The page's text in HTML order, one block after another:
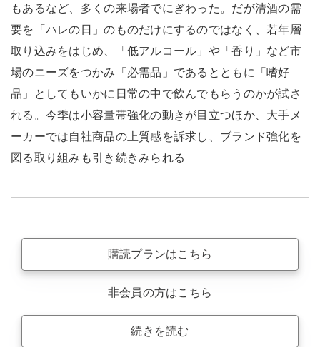
もあるなど、多くの来場者でにぎわった。だが清酒の需
要を「ハレの日」のものだけにするのではなく、若年層
取り込みをはじめ、「低アルコール」や「香り」など市
場のニーズをつかみ「必需品」であるとともに「嗜好
品」としてもいかに日常の中で飲んでもらうのかが試さ
れる。今季は小容量帯強化の動きが目立つほか、大手メ
ーカーでは自社商品の上質感を訴求し、ブランド強化を
図る取り組みも引き続きみられる
購読プランはこちら
非会員の方はこちら
続きを読む